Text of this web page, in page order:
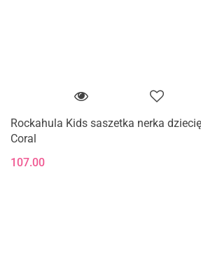
Rockahula Kids saszetka nerka
Coral
107.00